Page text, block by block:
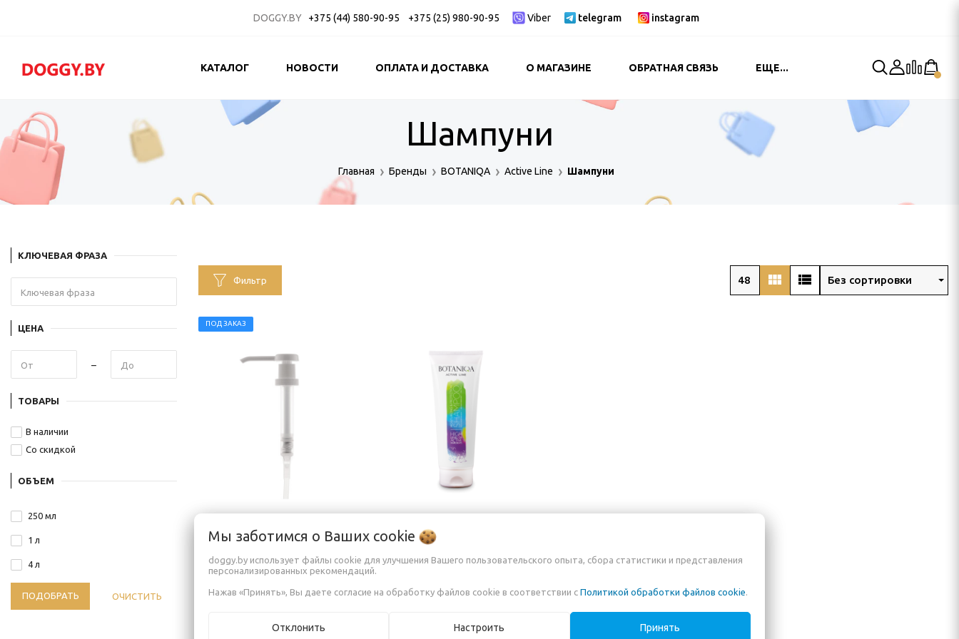
DOGGY.BY +375 (44) 580-90-95 +375 (25) 980-90-95 Viber telegram instagram
КАТАЛОГ НОВОСТИ ОПЛАТА И ДОСТАВКА О МАГАЗИНЕ ОБРАТНАЯ СВЯЗЬ ЕЩЕ...
Шампуни
Главная Бренды BOTANIQA Active Line Шампуни
КЛЮЧЕВАЯ ФРАЗА
ЦЕНА
ТОВАРЫ
В наличии
Со скидкой
ОБЪЕМ
250 мл
1 л
4 л
ПОДОБРАТЬ ОЧИСТИТЬ
Фильтр 48 view_module view_list Без сортировки
ПОД ЗАКАЗ
галлонов
руб.
Protection Shampoo
55,00
Мы заботимся о Ваших cookie
doggy.by использует файлы cookie для улучшения Вашего пользовательского опыта, сбора статистики и представления
персонализированных рекомендаций.
Нажав «Принять», Вы даете согласие на обработку файлов cookie в соответствии с Политикой обработки файлов cookie
Отклонить Настроить Принять